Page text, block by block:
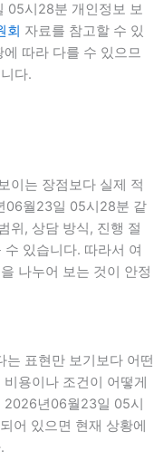
05시28분 개인정보 보
회 자료를 참고할 수 있
따라 다를 수 있으므
다.
이는 장점보다 실제 적
06월23일 05시28분 같
위, 상담 방식, 진행 절
있습니다. 따라서 여
나누어 보는 것이 안정
는 표현만 보기보다 어떤
용이나 조건이 어떻게
2026년06월23일 05시
어 있으면 현재 상황에